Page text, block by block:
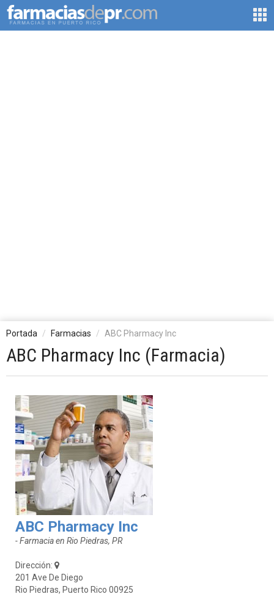
Portada Farmacias ABC Pharmacy Inc
ABC Pharmacy Inc (Farmacia)
ABC Pharmacy Inc
- Farmacia en Rio Piedras, PR
Dirección:
201 Ave De Diego
Rio Piedras, Puerto Rico 00925